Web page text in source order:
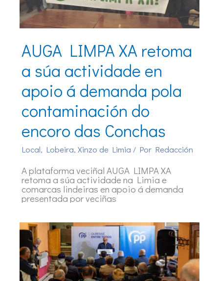
AUGA LIMPA XA retoma
a súa actividade en
apoio á demanda pola
contaminación do
encoro das Conchas
Local, Lobeira, Xinzo de Limia / Por Redacción
A plataforma veciñal AUGA LIMPA XA
retoma a súa actividade na Limia e
comarcas lindeiras en apoio á demanda
presentada por veciñas